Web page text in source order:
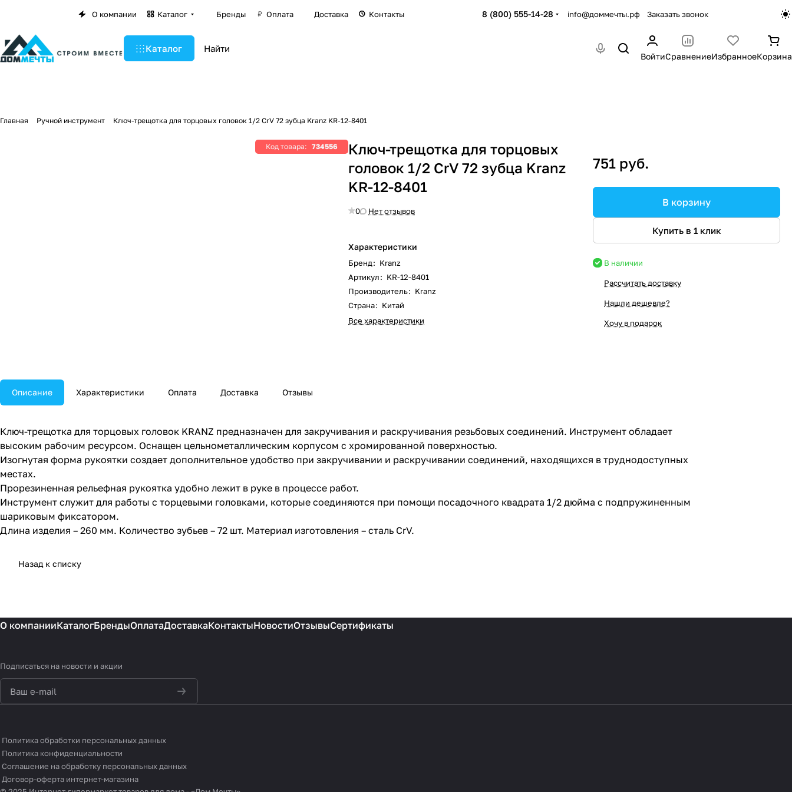
О компании Каталог Бренды Оплата Доставка Контакты 8 (800) 555-14-28 info@доммечты.рф Заказать звонок
Каталог
ВойтиСравнениеИзбранноеКорзина
Главная Ручной инструмент Ключ-трещотка для торцовых головок 1/2 СrV 72 зубца Kranz KR-12-8401
Код товара: 734556
Ключ-трещотка для торцовых
головок 1/2 СrV 72 зубца Kranz
KR-12-8401
0 Нет отзывов
Характеристики
Бренд: Kranz
Артикул: KR-12-8401
Производитель: Kranz
Страна: Китай
Все характеристики
751 руб.
В корзину
Купить в 1 клик
В наличии
Рассчитать доставку
Нашли дешевле?
Хочу в подарок
Описание Характеристики Оплата Доставка Отзывы
Ключ-трещотка для торцовых головок KRANZ предназначен для закручивания и раскручивания резьбовых соединений. Инструмент обладает
высоким рабочим ресурсом. Оснащен цельнометаллическим корпусом с хромированной поверхностью.
Изогнутая форма рукоятки создает дополнительное удобство при закручивании и раскручивании соединений, находящихся в труднодоступных
местах.
Прорезиненная рельефная рукоятка удобно лежит в руке в процессе работ.
Инструмент служит для работы с торцевыми головками, которые соединяются при помощи посадочного квадрата 1/2 дюйма с подпружиненным
шариковым фиксатором.
Длина изделия – 260 мм. Количество зубьев – 72 шт. Материал изготовления – сталь СrV.
Назад к списку
О компанииКаталогБрендыОплатаДоставкаКонтактыНовостиОтзывыСертификаты
Подписаться на новости и акции
Политика обработки персональных данных
Политика конфиденциальности
Соглашение на обработку персональных данных
Договор-оферта интернет-магазина